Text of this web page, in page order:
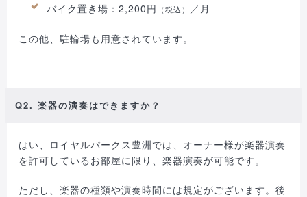
バイク置き場：2,200円 （税込） ／月
この他、駐輪場も用意されています。
Q2. 楽器の演奏はできますか？
はい、ロイヤルパークス豊洲では、オーナー様が楽器演奏
を許可しているお部屋に限り、楽器演奏が可能です。
ただし、楽器の種類や演奏時間には規定がございます。後